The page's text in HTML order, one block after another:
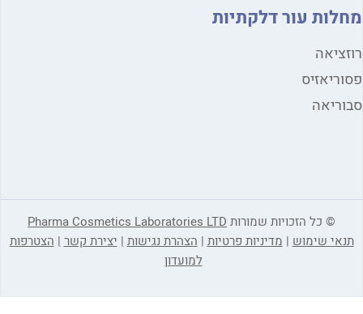
עור דלקתיות
© כל הזכויות שמורותPharma Cosmetics Laboratories LTD
שימוש|מדיניות פרטיות|הצהרת נגישות|יצירת קשר | הצטרפות
למועדון